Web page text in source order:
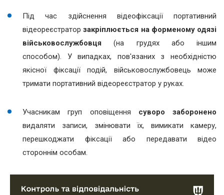
Під час здійснення відеофіксації портативний
відеореєстраторзакріплюється на форменому одязі
військовослужбовця(на грудях або іншим
способом). У випадках, пов'язаних з необхідністю
якісної фіксації подій, військовослужбовець може
тримати портативний відеореєстратор у руках.
Учасникам груп оповіщення суворо заборонено
видаляти записи, змінювати їх, вимикати камеру,
перешкоджати фіксації або передавати відео
стороннім особам.